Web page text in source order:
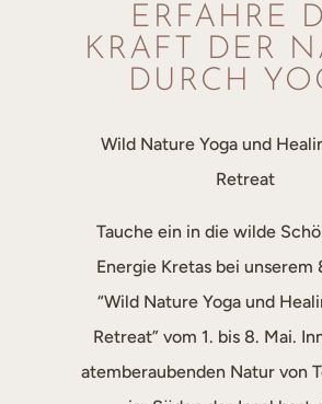
ERFAHRE
KRAFT DER
DURCH
Wild Nature Yoga und
Retreat
Tauche ein in die wilde
Energie Kretas bei unserem
“Wild Nature Yoga und
Retreat” vom 1. bis 8. Mai.
atemberaubenden Natur von